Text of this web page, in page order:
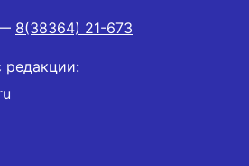
8(38364) 21-673
редакции: